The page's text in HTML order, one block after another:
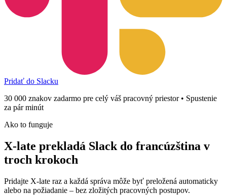
Pridať do Slacku
30 000 znakov zadarmo pre celý váš pracovný priestor • Spustenie
za pár minút
Ako to funguje
X-late prekladá Slack do francúzština v
troch krokoch
Pridajte X-late raz a každá správa môže byť preložená automaticky
alebo na požiadanie – bez zložitých pracovných postupov.